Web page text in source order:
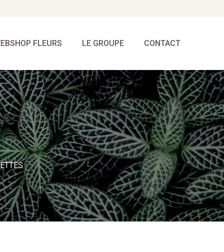
FLEURS LE GROUPE CONTACT